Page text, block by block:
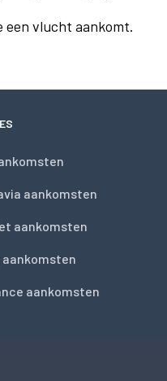
een vlucht aankomt.
aankomsten
aankomsten
aankomsten
aankomsten